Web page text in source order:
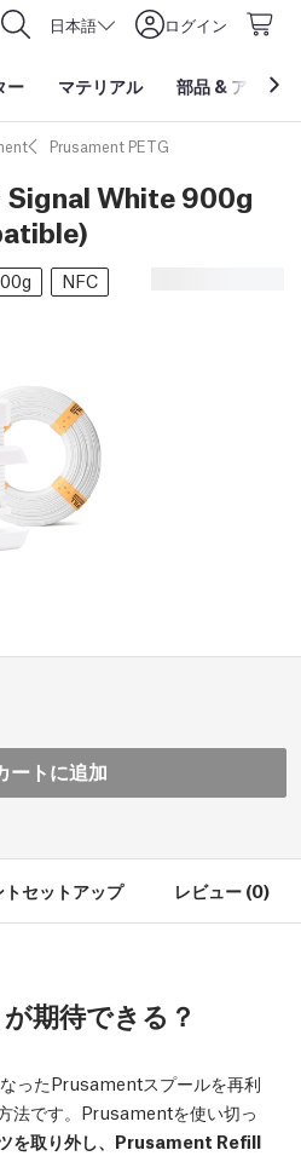
日本語 ログイン
ー マテリアル 部品 & アクセ
Prusament PETG
Signal White 900g
NFC
ートに追加
トセットアップ レビュー (0)
期待できる？
ったPrusamentスプールを再利
法です。Prusamentを使い切っ
を取り外し、Prusament Refill